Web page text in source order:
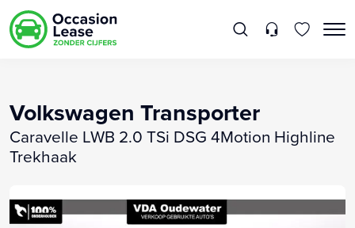
Volkswagen Transporter
Caravelle LWB 2.0 TSi DSG 4Motion Highline
Trekhaak